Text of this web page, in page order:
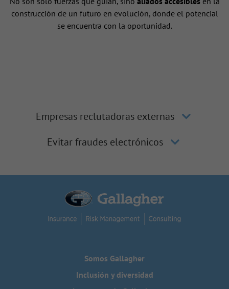
construcción de un futuro en evolución, donde el potencial
se encuentra con la oportunidad.
Empresas reclutadoras externas
Evitar fraudes electrónicos
Somos Gallagher
Inclusión y diversidad